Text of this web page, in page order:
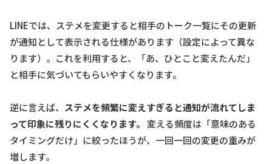
LINEでは、ステメを変更すると相手のトーク一覧にその更新
が通知として表示される仕様があります（設定によって異な
ります）。これを利用すると、「あ、ひとこと変えたんだ」
と相手に気づいてもらいやすくなります。
逆に言えば、 ステメを頻繁に変えすぎると通知が流れてしま
って印象に残りにくくなります。 変える頻度は「意味のある
タイミングだけ」に絞ったほうが、一回一回の変更の重みが
増します。